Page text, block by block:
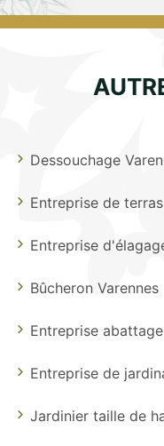
Dessouchage
Entreprise de
Entreprise
Bûcheron Varennes
Entreprise
Entreprise de
Jardinier taille de